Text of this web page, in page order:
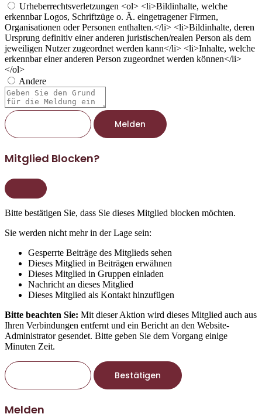
Urheberrechtsverletzungen <ol> <li>Bildinhalte, welche
erkennbar Logos, Schriftzüge o. Ä. eingetragener Firmen,
Organisationen oder Personen enthalten.</li> <li>Bildinhalte, deren
Ursprung definitiv einer anderen juristischen/realen Person als dem
jeweiligen Nutzer zugeordnet werden kann</li> <li>Inhalte, welche
erkennbar einer anderen Person zugeordnet werden können</li>
</ol>
Andere
Berichtsnotiz
Melden
Mitglied Blocken?
Bitte bestätigen Sie, dass Sie dieses Mitglied blocken möchten.
Sie werden nicht mehr in der Lage sein:
Gesperrte Beiträge des Mitglieds sehen
Dieses Mitglied in Beiträgen erwähnen
Dieses Mitglied in Gruppen einladen
Nachricht an dieses Mitglied
Dieses Mitglied als Kontakt hinzufügen
Bitte beachten Sie: Mit dieser Aktion wird dieses Mitglied auch aus
Ihren Verbindungen entfernt und ein Bericht an den Website-
Administrator gesendet. Bitte geben Sie dem Vorgang einige
Minuten Zeit.
Bestätigen
Melden